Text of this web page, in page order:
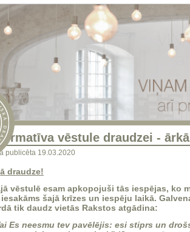
vēstule draudzei -
publicēta 19.03.2020
draudze!
vēstulē esam apkopojuši tās iespējas, ko
šajā krīzes un iespēju laikā.
tik daudz vietās Rakstos atgādina:
Es neesmu tev pavēlējis: esi stiprs un